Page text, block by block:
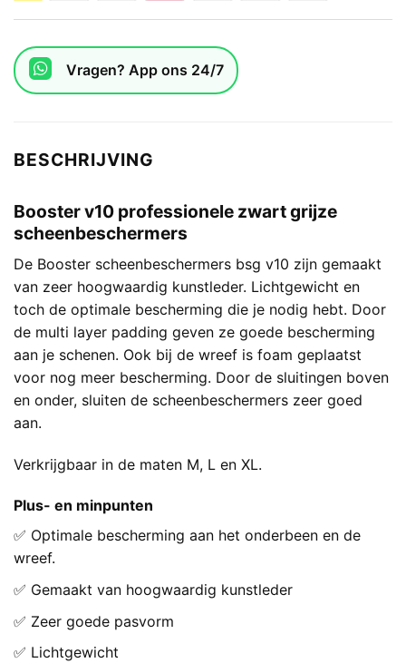
Vragen? App ons 24/7
BESCHRIJVING
Booster v10 professionele zwart grijze
scheenbeschermers
De Booster scheenbeschermers bsg v10 zijn gemaakt
van zeer hoogwaardig kunstleder. Lichtgewicht en
toch de optimale bescherming die je nodig hebt. Door
de multi layer padding geven ze goede bescherming
aan je schenen. Ook bij de wreef is foam geplaatst
voor nog meer bescherming. Door de sluitingen boven
en onder, sluiten de scheenbeschermers zeer goed
aan.
Verkrijgbaar in de maten M, L en XL.
Plus- en minpunten
✅ Optimale bescherming aan het onderbeen en de
wreef.
✅ Gemaakt van hoogwaardig kunstleder
✅ Zeer goede pasvorm
✅ Lichtgewicht